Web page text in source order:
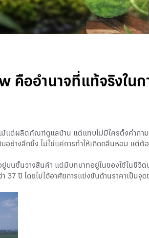
คืออำนาจที่แท้จริงในก
ม้แต่ผลิตภัณฑ์ดูแลบ้าน แต่แทบไม่มีใครตั้งคำถ
อย่างลึกซึ้ง ไม่ใช่แค่การทำให้เกิดกลิ่นหอม แ
ชั้นวางสินค้า แต่มีบทบาทอยู่ในของใช้ในชีวิต
ปี โดยไม่ได้อาศัยการแข่งขันด้านราคาเป็นจุ